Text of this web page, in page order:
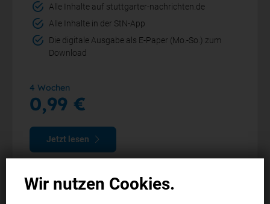
Alle Inhalte auf stuttgarter-nachrichten.de
Alle Inhalte in der StN-App
Die digitale Ausgabe als E-Paper (Mo.-So.) zum
Download
4 Wochen
0,99 €
Jetzt lesen
Wir nutzen Cookies.